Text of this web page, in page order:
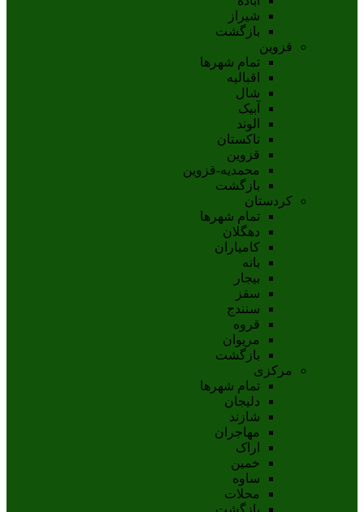
شيراز
بازگشت
قزوین
تمام شهر‌ها
اقبالیه
شال
آبيک
الوند
تاکستان
قزوين
محمديه-قزوين
بازگشت
کردستان
تمام شهر‌ها
دهگلان
کامیاران
بانه
بيجار
سقز
سنندج
قروه
مريوان
بازگشت
مرکزی
تمام شهر‌ها
دلیجان
شازند
مهاجران
اراک
خمين
ساوه
محلات
بازگشت